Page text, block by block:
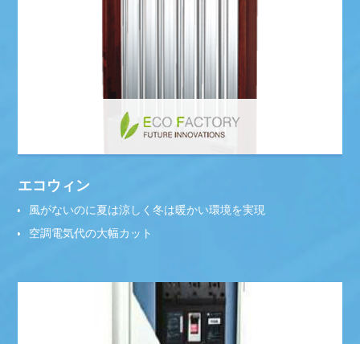
エコウィン
風がないのに夏は涼しく冬は暖かい環境を実現
空調電気代の大幅カット